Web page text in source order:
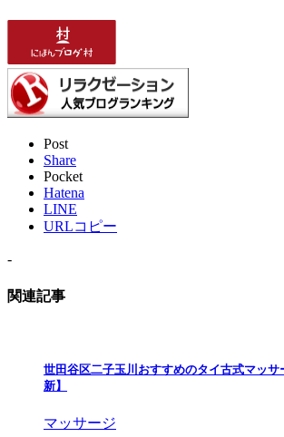
Post
Share
Pocket
Hatena
LINE
URLコピー
-
関連記事
世田谷区二子玉川おすすめのタイ古式マッサ
新】
マッサージ